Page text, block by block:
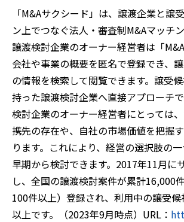
「M&Aサクシード」は、譲渡企業と譲
ン上でつなぐ法人・審査制M&Aマッチン
譲渡検討企業のオーナー経営者は「
会社や事業の概要を匿名で登録でき、
の情報を検索して閲覧できます。譲受
持った譲渡検討企業へ直接アプローチ
検討企業のオーナー経営者にとっては
携先の存在や、自社の市場価値を把握
ります。これにより、経営の選択肢の
早期から検討できます。2017年11月に
し、全国の譲渡検討案件が累計16,000
100件以上）登録され、利用中の譲受
以上です。（2023年9月時点）URL：